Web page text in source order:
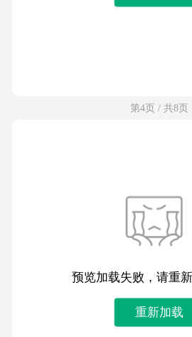
第4页 / 共8页
预览加载失败，请重
重新加载